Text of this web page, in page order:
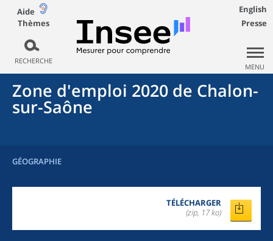
Aide
Thèmes
RECHERCHE
English
Presse
MENU
Zone d'emploi 2020 de Chalon-
sur-Saône
GÉOGRAPHIE
TÉLÉCHARGER
(zip, 17 ko)